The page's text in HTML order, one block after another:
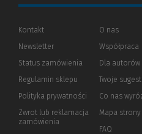
Kontakt
Newsletter
Status zamówienia
Regulamin sklepu
Polityka prywatności (Nowe
(Link
innej
Zwrot lub reklamacja
zamówienia
O nas
Współpraca
Dla autorów
Twoje
Co nas
Mapa strony
FAQ